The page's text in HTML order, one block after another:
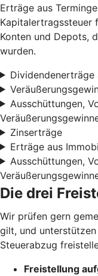
Erträge aus
Kapitalertragssteuer
Konten und Depots,
wurden.
Dividendenerträge
Ausschüttungen,
Zinserträge
Erträge aus
Ausschüttungen,
Die drei
Wir prüfen gern
gilt, und unterstützen
Steuerabzug
Freistellung